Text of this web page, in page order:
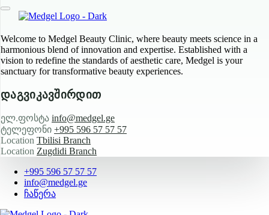
Welcome to Medgel Beauty Clinic, where beauty meets science in a
harmonious blend of innovation and expertise. Established with a
vision to redefine the standards of aesthetic care, Medgel is your
sanctuary for transformative beauty experiences.
დაგვიკავშირდით
ელ.ფოსტა info@medgel.ge
ტელეფონი +995 596 57 57 57
Location Tbilisi Branch
Location Zugdidi Branch
+995 596 57 57 57
info@medgel.ge
ჩაწერა